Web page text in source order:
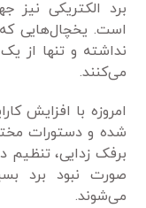
برد الکتریکی نیز
است. یخچال‌هایی که
نداشته و تنها از
می‌کنند.
امروزه با افزایش
شده و دستورات
برفک زدایی، تنظیم
صورت نبود برد
می‌شوند.